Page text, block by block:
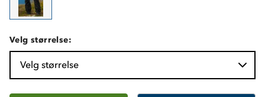
Velg størrelse:
Velg størrelse